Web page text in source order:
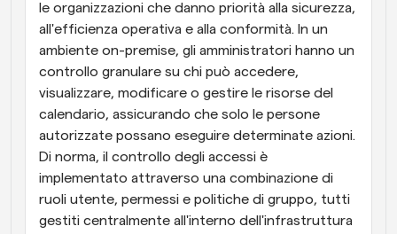
le organizzazioni che danno priorità alla sicurezza,
all'efficienza operativa e alla conformità. In un
ambiente on-premise, gli amministratori hanno un
controllo granulare su chi può accedere,
visualizzare, modificare o gestire le risorse del
calendario, assicurando che solo le persone
autorizzate possano eseguire determinate azioni.
Di norma, il controllo degli accessi è
implementato attraverso una combinazione di
ruoli utente, permessi e politiche di gruppo, tutti
gestiti centralmente all'interno dell'infrastruttura